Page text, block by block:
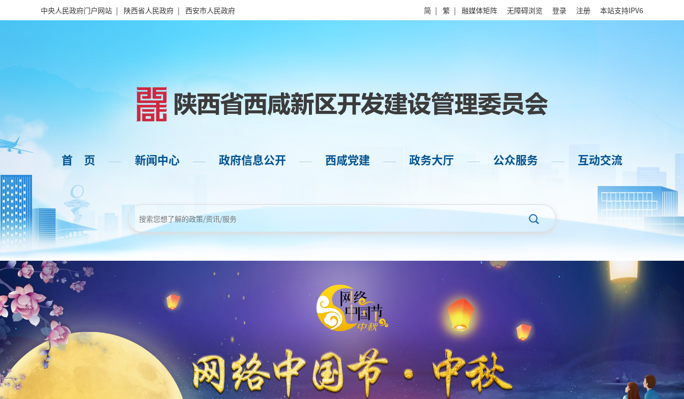
中央人民政府门户网站 | 陕西省人民政府 | 西安市人民政府 简 | 繁 | 融媒体矩阵 无障碍浏览 登录 注册 本站支持IPV6
首 页 —— 新闻中心 —— 政府信息公开 —— 西咸党建 —— 政务大厅 —— 公众服务 —— 互动交流